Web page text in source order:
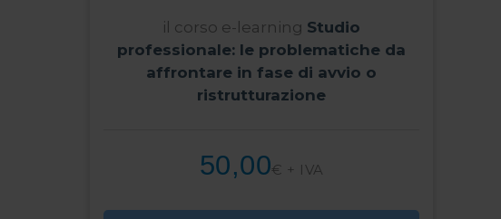
il corso e-learning Studio
professionale: le problematiche da
affrontare in fase di avvio o
ristrutturazione
50,00€ + IVA